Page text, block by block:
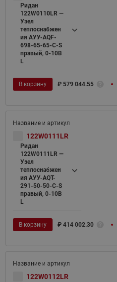
Ридан
122W0110LR —
Узел
теплоснабжен
ия АУУ-AQF-
698-65-65-C-S
правый, 0-10В
L
В корзину ₽ 579 044.55
122W0111LR
Ридан
122W0111LR —
Узел
теплоснабжен
ия АУУ-AQT-
291-50-50-C-S
правый, 0-10В
L
В корзину ₽ 414 002.30
122W0112LR